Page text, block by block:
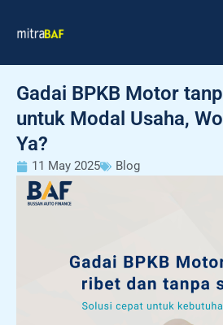
Gadai BPKB Motor
untuk Modal Usaha,
Ya?
11 May 2025 Blog